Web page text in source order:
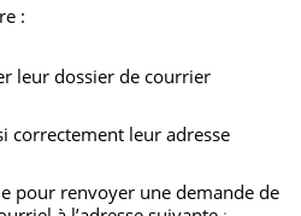
:
leur dossier de courrier
correctement leur adresse
pour renvoyer une demande de